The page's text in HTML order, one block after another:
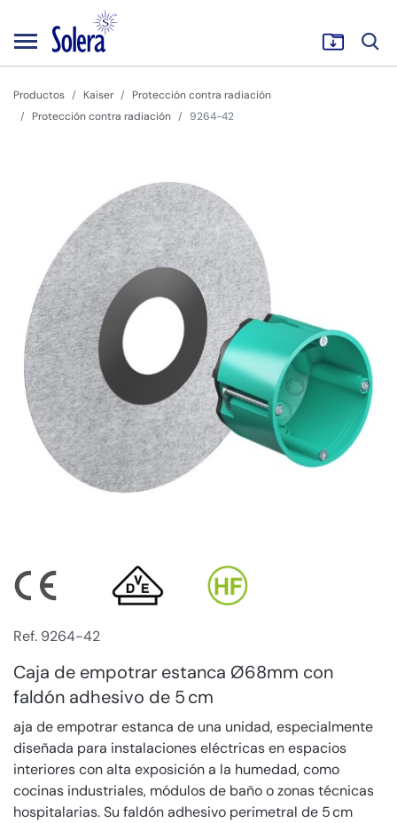
Productos Kaiser
Protección contra radiación
Protección contra radiación
9264-42
Ref. 9264-42
Caja de empotrar estanca Ø68mm con
faldón adhesivo de 5 cm
aja de empotrar estanca de una unidad, especialmente
diseñada para instalaciones eléctricas en espacios
interiores con alta exposición a la humedad, como
cocinas industriales, módulos de baño o zonas técnicas
hospitalarias. Su faldón adhesivo perimetral de 5 cm